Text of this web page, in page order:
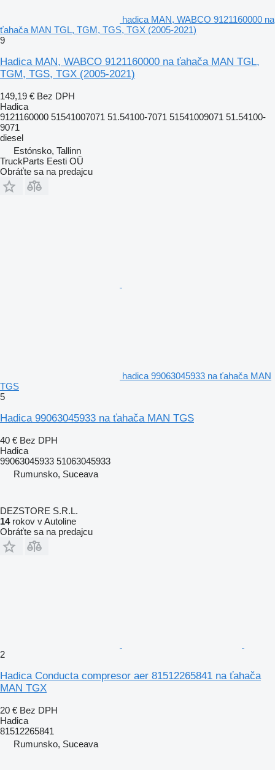
hadica MAN, WABCO 9121160000 na
ťahača MAN TGL, TGM, TGS, TGX (2005-2021)
9
Hadica MAN, WABCO 9121160000 na ťahača MAN TGL,
TGM, TGS, TGX (2005-2021)
149,19 € Bez DPH
Hadica
9121160000 51541007071 51.54100-7071 51541009071 51.54100-
9071
diesel
Estónsko, Tallinn
TruckParts Eesti OÜ
Obráťte sa na predajcu
hadica 99063045933 na ťahača MAN
TGS
5
Hadica 99063045933 na ťahača MAN TGS
40 € Bez DPH
Hadica
99063045933 51063045933
Rumunsko, Suceava
DEZSTORE S.R.L.
14rokov v Autoline
Obráťte sa na predajcu
2
Hadica Conducta compresor aer 81512265841 na ťahača
MAN TGX
20 € Bez DPH
Hadica
81512265841
Rumunsko, Suceava